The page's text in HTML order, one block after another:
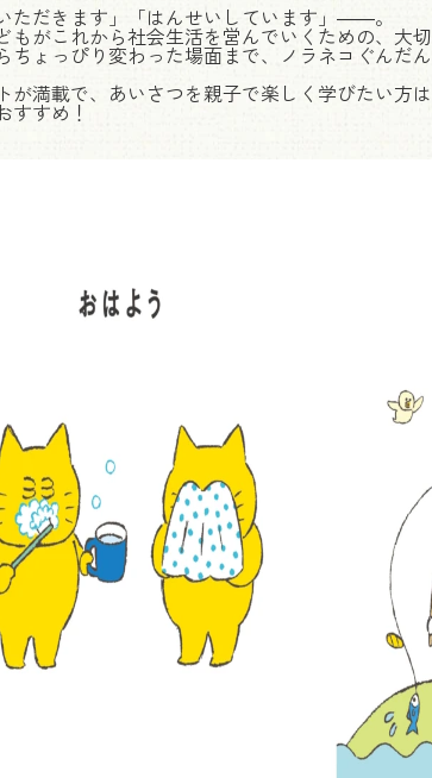
ただきます」「はんせいしています」――。
もがこれから社会生活を営んでいくための、大切
ちょっぴり変わった場面まで、ノラネコぐんだ
が満載で、あいさつを親子で楽しく学びたい方
すすめ！